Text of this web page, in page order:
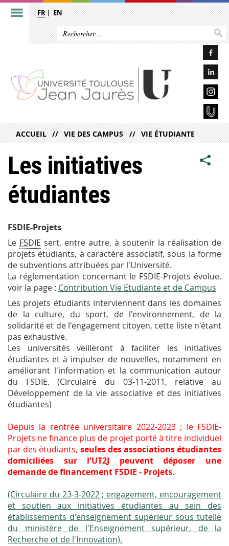
FR EN
ACCUEIL VIE DES CAMPUS VIE ÉTUDIANTE
Les initiatives
étudiantes
FSDIE-Projets
Le FSDIE sert, entre autre, à soutenir la réalisation de
projets étudiants, à caractère associatif, sous la forme
de subventions attribuées par l'Université.
La réglementation concernant le FSDIE-Projets évolue,
voir la page : Contribution Vie Etudiante et de Campus
Les projets étudiants interviennent dans les domaines
de la culture, du sport, de l'environnement, de la
solidarité et de l'engagement citoyen, cette liste n'étant
pas exhaustive.
Les universités veilleront à faciliter les initiatives
étudiantes et à impulser de nouvelles, notamment en
améliorant l'information et la communication autour
du FSDIE. (Circulaire du 03-11-2011, relative au
Développement de la vie associative et des initiatives
étudiantes)
Depuis la rentrée universitaire 2022-2023 ; le FSDIE-
Projets ne finance plus de projet porté à titre individuel
par des étudiants, seules des associations étudiantes
domiciliées sur l'UT2J peuvent déposer une
demande de financement FSDIE - Projets.
(Circulaire du 23-3-2022 ; engagement, encouragement
et soutien aux initiatives étudiantes au sein des
établissements d'enseignement supérieur sous tutelle
du ministère de l'Enseignement supérieur, de la
Recherche et de l'Innovation).